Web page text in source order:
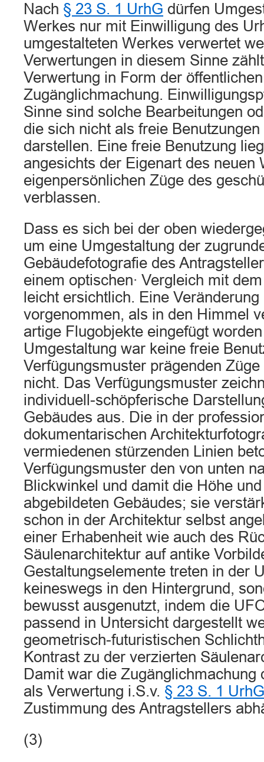
Nach § 23 S. 1 UrhG dürfen
Werkes nur mit Einwilligung des
umgestalteten Werkes verwertet
Verwertungen in diesem Sinne
Verwertung in Form der öffentlichen
Zugänglichmachung.
Sinne sind solche Bearbeitungen
die sich nicht als freie
darstellen. Eine freie Benutzung
angesichts der Eigenart des neuen
eigenpersönlichen Züge des
verblassen.
Dass es sich bei der oben
um eine Umgestaltung der
Gebäudefotografie des
einem optischen· Vergleich mit
leicht ersichtlich. Eine
vorgenommen, als in den Himmel
artige Flugobjekte eingefügt
Umgestaltung war keine freie
Verfügungsmuster prägenden
nicht. Das Verfügungsmuster
individuell-schöpferische
Gebäudes aus. Die in der
dokumentarischen
vermiedenen stürzenden Linien
Verfügungsmuster den von unten
Blickwinkel und damit die Höhe
abgebildeten Gebäudes; sie
schon in der Architektur selbst
einer Erhabenheit wie auch des
Säulenarchitektur auf antike
Gestaltungselemente treten in der
keineswegs in den Hintergrund,
bewusst ausgenutzt, indem die
passend in Untersicht dargestellt
geometrisch-futuristischen
Kontrast zu der verzierten
Damit war die Zugänglichmachung
als Verwertung i.S.v. § 23 S. 1 UrhG
Zustimmung des Antragstellers
(3)